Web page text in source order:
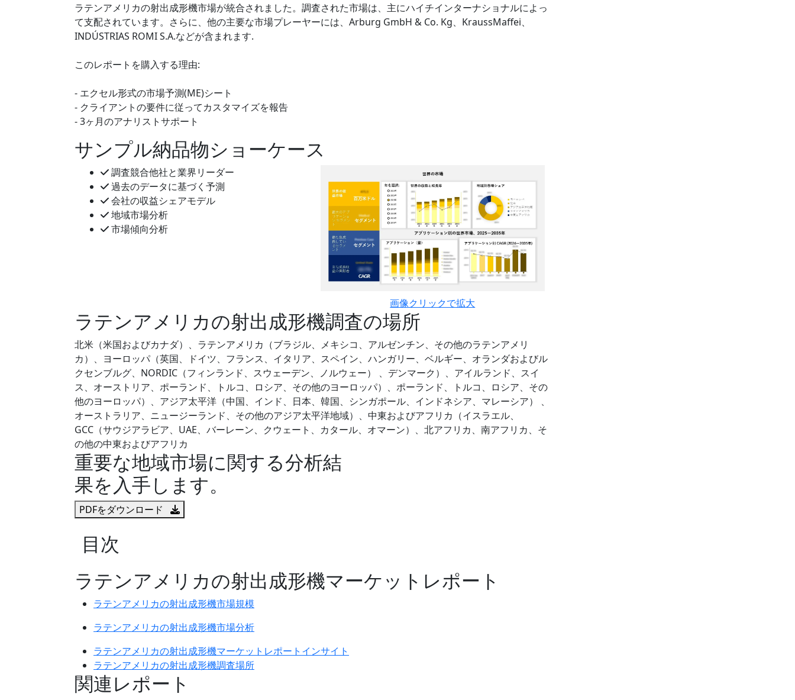
ラテンアメリカの射出成形機市場が統合されました。調査された市場は、主にハイチインターナショナルによっ
て支配されています。さらに、他の主要な市場プレーヤーには、Arburg GmbH & Co. Kg、KraussMaffei、
INDÚSTRIAS ROMI S.A.などが含まれます.
このレポートを購入する理由:
- エクセル形式の市場予測(ME)シート
- クライアントの要件に従ってカスタマイズを報告
- 3ヶ月のアナリストサポート
サンプル納品物ショーケース
調査競合他社と業界リーダー
過去のデータに基づく予測
会社の収益シェアモデル
地域市場分析
市場傾向分析
画像クリックで拡大
ラテンアメリカの射出成形機調査の場所
北米（米国およびカナダ）、ラテンアメリカ（ブラジル、メキシコ、アルゼンチン、その他のラテンアメリ
カ）、ヨーロッパ（英国、ドイツ、フランス、イタリア、スペイン、ハンガリー、ベルギー、オランダおよびル
クセンブルグ、NORDIC（フィンランド、スウェーデン、ノルウェー） 、デンマーク）、アイルランド、スイ
ス、オーストリア、ポーランド、トルコ、ロシア、その他のヨーロッパ）、ポーランド、トルコ、ロシア、その
他のヨーロッパ）、アジア太平洋（中国、インド、日本、韓国、シンガポール、インドネシア、マレーシア） 、
オーストラリア、ニュージーランド、その他のアジア太平洋地域）、中東およびアフリカ（イスラエル、
GCC（サウジアラビア、UAE、バーレーン、クウェート、カタール、オマーン）、北アフリカ、南アフリカ、そ
の他の中東およびアフリカ
重要な地域市場に関する分析結
果を入手します。
PDFをダウンロード
目次
ラテンアメリカの射出成形機マーケットレポート
ラテンアメリカの射出成形機市場規模
ラテンアメリカの射出成形機市場分析
ラテンアメリカの射出成形機マーケットレポートインサイト
ラテンアメリカの射出成形機調査場所
関連レポート